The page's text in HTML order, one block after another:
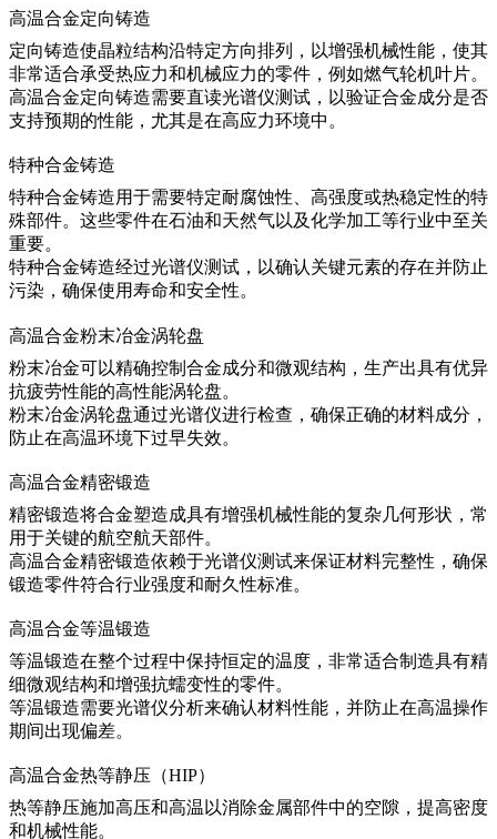
高温合金定向铸造
定向铸造使晶粒结构沿特定方向排列，以增强机械性能，使其
非常适合承受热应力和机械应力的零件，例如燃气轮机叶片。
高温合金定向铸造需要直读光谱仪测试，以验证合金成分是否
支持预期的性能，尤其是在高应力环境中。
特种合金铸造
特种合金铸造用于需要特定耐腐蚀性、高强度或热稳定性的特
殊部件。这些零件在石油和天然气以及化学加工等行业中至关
重要。
特种合金铸造经过光谱仪测试，以确认关键元素的存在并防止
污染，确保使用寿命和安全性。
高温合金粉末冶金涡轮盘
粉末冶金可以精确控制合金成分和微观结构，生产出具有优异
抗疲劳性能的高性能涡轮盘。
粉末冶金涡轮盘通过光谱仪进行检查，确保正确的材料成分，
防止在高温环境下过早失效。
高温合金精密锻造
精密锻造将合金塑造成具有增强机械性能的复杂几何形状，常
用于关键的航空航天部件。
高温合金精密锻造依赖于光谱仪测试来保证材料完整性，确保
锻造零件符合行业强度和耐久性标准。
高温合金等温锻造
等温锻造在整个过程中保持恒定的温度，非常适合制造具有精
细微观结构和增强抗蠕变性的零件。
等温锻造需要光谱仪分析来确认材料性能，并防止在高温操作
期间出现偏差。
高温合金热等静压（HIP）
热等静压施加高压和高温以消除金属部件中的空隙，提高密度
和机械性能。